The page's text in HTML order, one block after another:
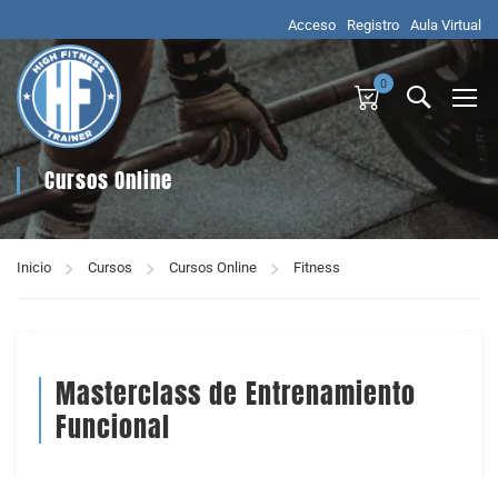
Acceso Registro Aula Virtual
0
Cursos Online
Inicio Cursos Cursos Online Fitness
Masterclass de Entrenamiento
Funcional